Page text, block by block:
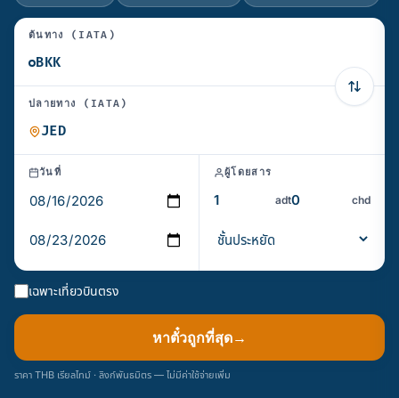
ต้นทาง (IATA)
ปลายทาง (IATA)
วันที่ ผู้โดยสาร
adt chd
เฉพาะเที่ยวบินตรง
หาตั๋วถูกที่สุด→
ราคา THB เรียลไทม์ · ลิงก์พันธมิตร — ไม่มีค่าใช้จ่ายเพิ่ม